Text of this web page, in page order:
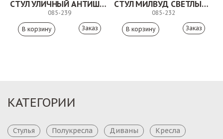
СТУЛ УЛИЧНЫЙ АНТИШОН
085-239
Заказ
СТУЛ МИЛВУД СВЕТЛЫЙ ШЕЛК
085-232
Заказ
КАТЕГОРИИ
Стулья Полукресла Диваны
Кресла